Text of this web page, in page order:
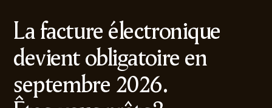
La facture électronique
devient obligatoire en
septembre 2026.